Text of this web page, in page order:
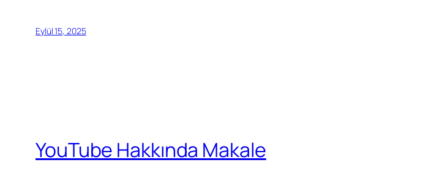
Eylül 15, 2025
YouTube Hakkında Makale